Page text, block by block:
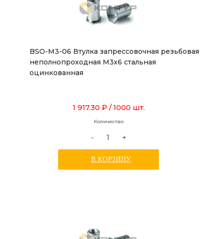
BSO-M3-06 Втулка запрессовочная резьбовая
неполнопроходная М3х6 стальная
оцинкованная
1 917.30 ₽ / 1000 шт.
Количество
- +
В КОРЗИНУ